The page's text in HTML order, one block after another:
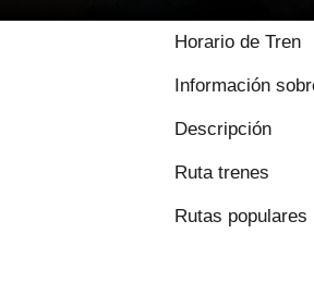
Horario de Tren
Información
Descripción
Ruta trenes
Rutas populares